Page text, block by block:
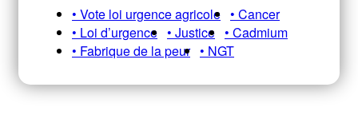
• Vote loi urgence agricole • Cancer
• Loi d’urgence • Justice • Cadmium
• Fabrique de la peur • NGT